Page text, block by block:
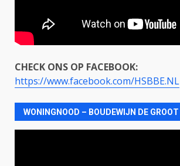
CHECK ONS OP FACEBOOK:
https://www.facebook.com/HSBBE.NL
WONINGNOOD – BOUDEWIJN DE GROOT